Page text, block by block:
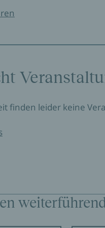
finden leider keine